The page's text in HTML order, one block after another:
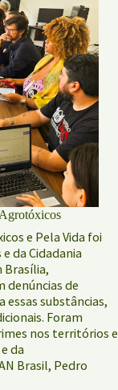
e Pela Vida foi
da Cidadania
Brasília,
denúncias de
essas substâncias,
Foram
nos territórios e
da
Brasil, Pedro